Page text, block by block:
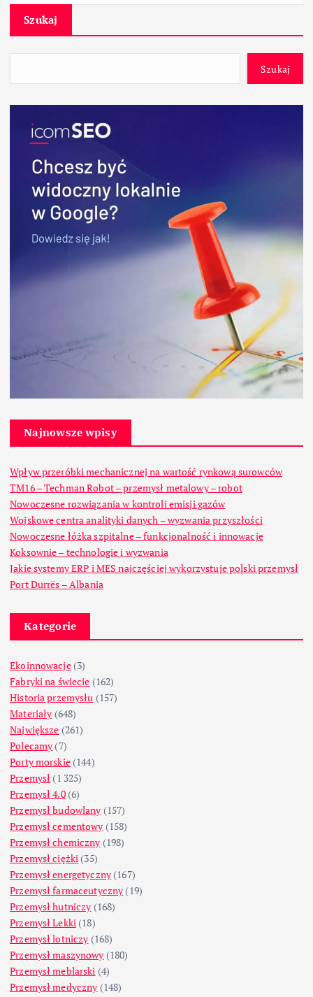
Szukaj
Szukaj
Najnowsze wpisy
Wpływ przeróbki mechanicznej na wartość rynkową surowców
TM16 – Techman Robot – przemysł metalowy – robot
Nowoczesne rozwiązania w kontroli emisji gazów
Wojskowe centra analityki danych – wyzwania przyszłości
Nowoczesne łóżka szpitalne – funkcjonalność i innowacje
Koksownie – technologie i wyzwania
Jakie systemy ERP i MES najczęściej wykorzystuje polski przemysł
Port Durrës – Albania
Kategorie
Ekoinnowacje(3)
Fabryki na świecie (162)
Historia przemysłu (157)
Materiały (648)
Największe (261)
Polecamy (7)
Porty morskie(144)
Przemysł (1 325)
Przemysł 4.0(6)
Przemysł budowlany (157)
Przemysł cementowy (158)
Przemysł chemiczny (198)
Przemysł ciężki (35)
Przemysł energetyczny (167)
Przemysł farmaceutyczny (19)
Przemysł hutniczy (168)
Przemysł Lekki (18)
Przemysł lotniczy (168)
Przemysł maszynowy (180)
Przemysł meblarski (4)
Przemysł medyczny (148)